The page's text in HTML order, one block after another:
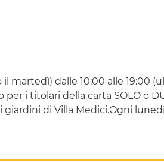
dalle 10:00 alle 19:00
per i titolari della carta SOLO o
di Villa Medici.Ogni